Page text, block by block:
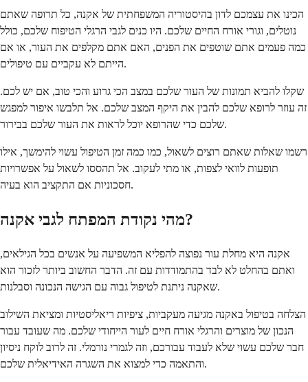
הכינו את עצמכם לדון בהיסטוריה המשפחתית של אקנה, כל תרופה שאתם
נוטלים, וגורי אורח החיים שלכם. היו כנים לגבי הרגלי הטיפוח שלכם, כולל
כמה פעמים אתם שוטפים את הפנים, האם אתם מקלפים את העור, או אם
הייתם לא עקביים עם טיפולים.
שקלו להביא תמונות של העור שלכם במצב הכי גרוע והכי טוב, אם יש לכם.
זה עוזר לרופא שלכם להבין את היקף המצב שלכם. אל תלבשו איפור למפגש
שלכם כדי שהרופא יוכל לראות את העור שלכם בבירור.
רשמו שאלות שאתם רוצים לשאול, כמו כמה זמן הטיפול עשוי להימשך, אילו
תופעות לוואי לצפות, או מתי לעקוב. אל תהססו לשאול על אפשרויות
חסכוניות אם התקציב הוא בעיה.
מהי נקודת המפתח לגבי אקנה?
אקנה היא מחלת עור נפוצה להפליא המשפיעה על אנשים בכל הגילאים,
ואתם בהחלט לא לבד בהתמודדות עם זה. הדבר החשוב ביותר לזכור הוא
שאקנה ניתנת לטיפול גבוה עם הגישה הנכונה וסבלנות.
הצלחה בטיפול באקנה מגיעה מעקביות, ציפיות ריאליסטיות ומציאת השילוב
הנכון של מוצרים והרגלי אורח חיים לעור הייחודי שלכם. מה שעובד עבור
חבר שלכם עשוי שלא לעבוד עבורכם, וזה לגמרי נורמלי. זה לרוב לוקח ניסיון
והתאמה כדי למצוא את השגרה האידיאלית שלכם.